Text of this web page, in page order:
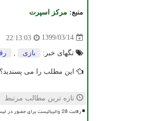
منبع: مركز اسپرت
1399/03/14
22:13:03
تگهای خبر: بازی
این مطلب را می پسندید؟
تازه ترین مطالب مرتبط
رقابت 28 والیبالیست برای حضور در لیست نهائی تیم ملی